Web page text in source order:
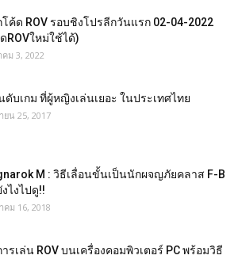
โค้ด ROV รอบชิงโปรลีกวันแรก 02-04-2022
ROVใหม่ใช้ได้)
คม 3, 2022
ดับเกม ที่ผู้หญิงเล่นเยอะ ในประเทศไทย
ยน 25, 2017
M : วิธีเลื่อนขั้นเป็นนักผจญภัยคลาส F-B
ไงไปดู!!
คม 16, 2018
รเล่น ROV บนเครื่องคอมพิวเตอร์ PC พร้อมวิธี